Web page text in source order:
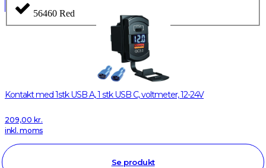
56460 Red
Kontakt med 1stk USB A, 1 stk USB C, voltmeter, 12-24V
209,00 kr.
inkl. moms
Se produkt